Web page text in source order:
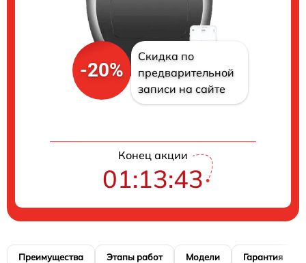
-20%
Скидка по
предварительной
записи на сайте
Конец акции
01:13:42
Преимущества Этапы работ Модели Гарантия